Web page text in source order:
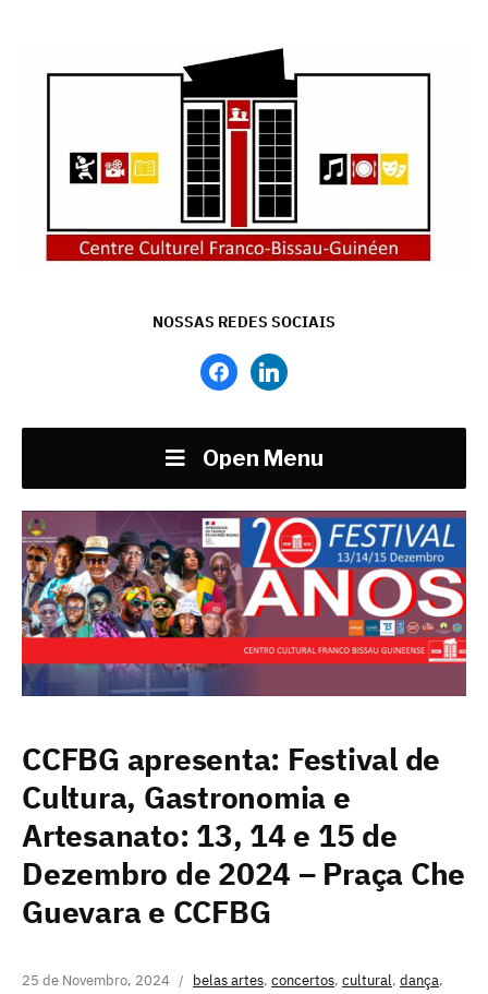
NOSSAS REDES SOCIAIS
facebooklinkedin
Open Menu
CCFBG apresenta: Festival de
Cultura, Gastronomia e
Artesanato: 13, 14 e 15 de
Dezembro de 2024 – Praça Che
Guevara e CCFBG
25 de Novembro, 2024 belas artes, concertos, cultural, dança,